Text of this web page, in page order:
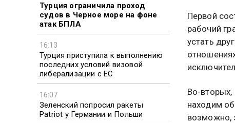
Турция ограничила проход
судов в Черное море на фоне
атак БПЛА
16:13
Турция приступила к выполнению
последних условий визовой
либерализации с ЕС
16:07
Зеленский попросил ракеты
Patriot у Германии и Польши
Первой
рабочий
устать
Во-вторых,
находим
возможно,